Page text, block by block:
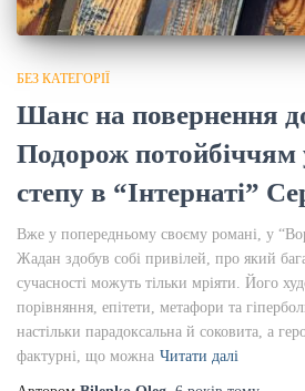
БЕЗ КАТЕГОРІЇ
Шанс на повернення
Подорож потойбіччям
степу в “Інтернаті”
Вже у попередньому своєму романі, у
Жадан здобув собі привілей, про який
сучасності можуть тільки мріяти. Його
порівняння, епітети, метафори та
настільки парадоксальна й соковита, а
фактурні, що можна Читати далі